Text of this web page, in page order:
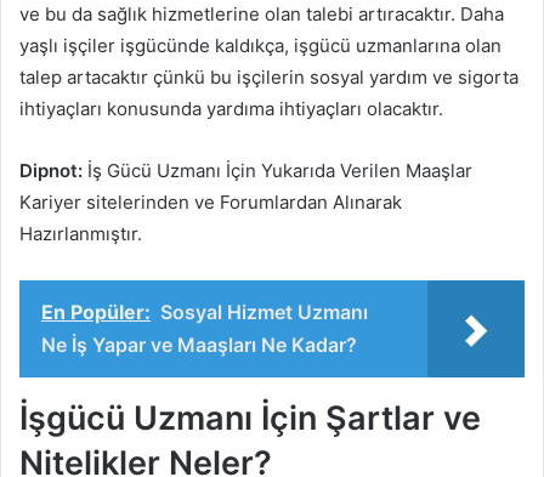
ve bu da sağlık hizmetlerine olan talebi artıracaktır. Daha
yaşlı işçiler işgücünde kaldıkça, işgücü uzmanlarına olan
talep artacaktır çünkü bu işçilerin sosyal yardım ve sigorta
ihtiyaçları konusunda yardıma ihtiyaçları olacaktır.
Dipnot: İş Gücü Uzmanı İçin Yukarıda Verilen Maaşlar
Kariyer sitelerinden ve Forumlardan Alınarak
Hazırlanmıştır.
En Popüler: Sosyal Hizmet Uzmanı
Ne İş Yapar ve Maaşları Ne Kadar?
İşgücü Uzmanı İçin Şartlar ve
Nitelikler Neler?